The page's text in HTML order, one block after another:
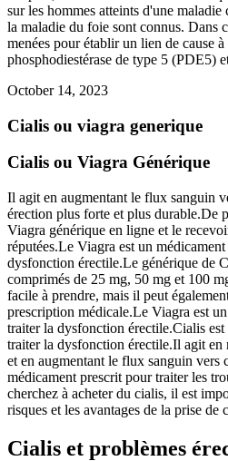
sur les hommes atteints d'une maladie
la maladie du foie sont connus. Dans
menées pour établir un lien de cause
phosphodiestérase de type 5 (PDE5)
October 14, 2023
Cialis ou viagra generique
Cialis ou Viagra Générique
Il agit en augmentant le flux sanguin
érection plus forte et plus durable.De
Viagra générique en ligne et le
réputées.Le Viagra est un
dysfonction érectile.Le générique de
comprimés de 25 mg, 50 mg et 100
facile à prendre, mais il peut
prescription médicale.Le Viagra est
traiter la dysfonction érectile.Cialis
traiter la dysfonction érectile.Il agit en
et en augmentant le flux sanguin vers
médicament prescrit pour traiter les
cherchez à acheter du cialis, il est
risques et les avantages de la prise de
Cialis et problèmes